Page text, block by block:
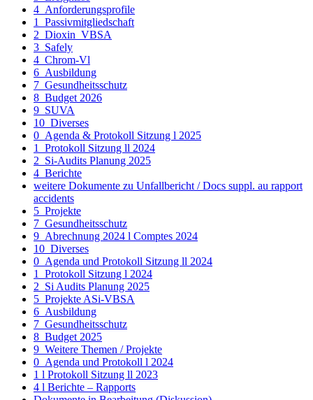
4_Anforderungsprofile
1_Passivmitgliedschaft
2_Dioxin_VBSA
3_Safely
4_Chrom-Vl
6_Ausbildung
7_Gesundheitsschutz
8_Budget 2026
9_SUVA
10_Diverses
0_Agenda & Protokoll Sitzung l 2025
1_Protokoll Sitzung ll 2024
2_Si-Audits Planung 2025
4_Berichte
weitere Dokumente zu Unfallbericht / Docs suppl. au rapport
accidents
5_Projekte
7_Gesundheitsschutz
9_Abrechnung 2024 l Comptes 2024
10_Diverses
0_Agenda und Protokoll Sitzung ll 2024
1_Protokoll Sitzung l 2024
2_Si Audits Planung 2025
5_Projekte ASi-VBSA
6_Ausbildung
7_Gesundheitsschutz
8_Budget 2025
9_Weitere Themen / Projekte
0_Agenda und Protokoll l 2024
1 l Protokoll Sitzung ll 2023
4 l Berichte – Rapports